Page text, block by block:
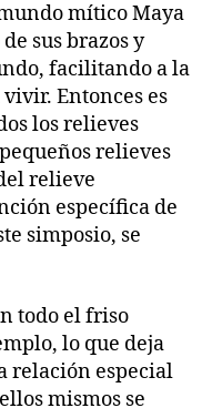
mítico Maya
sus brazos y
facilitando a la
Entonces es
los relieves
relieves
relieve
específica de
simposio, se
todo el friso
lo que deja
relación especial
mismos se